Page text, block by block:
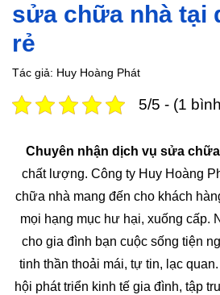
sửa chữa nhà tại
rẻ
Tác giả: Huy Hoàng Phát
5/5 - (1
Chuyên nhận dịch vụ sửa
chất lượng. Công ty Huy Hoàng
chữa nhà mang đến cho khách
mọi hạng mục hư hại, xuống cấp.
cho gia đình bạn cuộc sống tiện
tinh thần thoải mái, tự tin, lạc
hội phát triển kinh tế gia đình, tập